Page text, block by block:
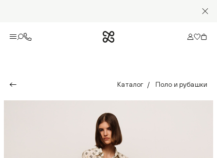
Каталог Поло и рубашки